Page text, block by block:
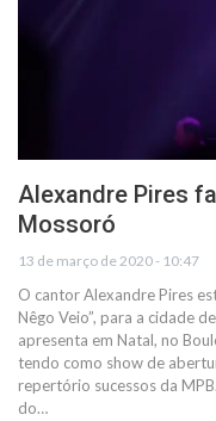
Alexandre Pires
Mossoró
13 de março de 2020 - 10:47
O cantor Alexandre Pires
Nêgo Veio”, para a cidade
apresenta em Natal, no
tendo como show de
repertório sucessos da
do…